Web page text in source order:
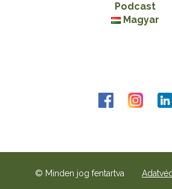
Podcast
Magyar
© Minden jog fentartva